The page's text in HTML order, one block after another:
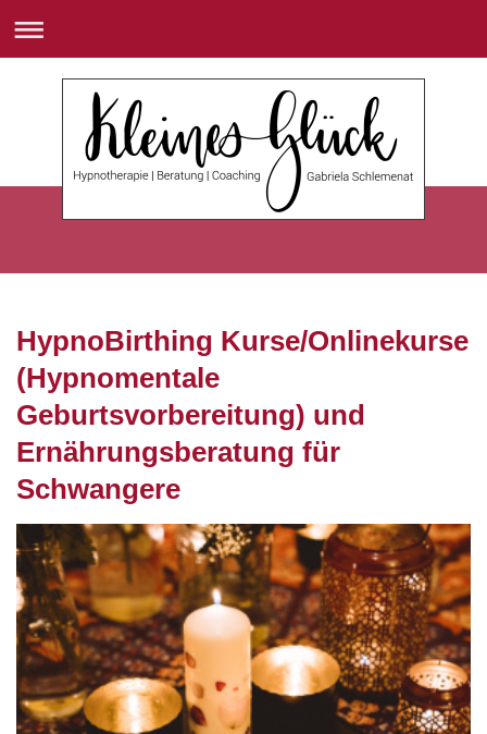
HypnoBirthing Kurse/Onlinekurse
(Hypnomentale
Geburtsvorbereitung) und
Ernährungsberatung für
Schwangere